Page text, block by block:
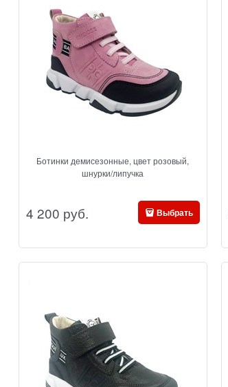
Ботинки демисезонные, цвет розовый,
шнурки/липучка
4 200 руб. Выбрать